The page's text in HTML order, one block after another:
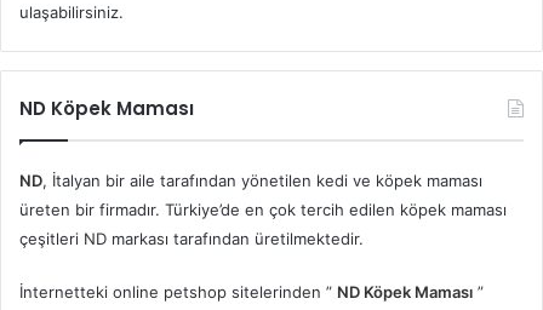
ulaşabilirsiniz.
ND Köpek Maması
ND, İtalyan bir aile tarafından yönetilen kedi ve köpek maması
üreten bir firmadır. Türkiye’de en çok tercih edilen köpek maması
çeşitleri ND markası tarafından üretilmektedir.
İnternetteki online petshop sitelerinden ” ND Köpek Maması ”